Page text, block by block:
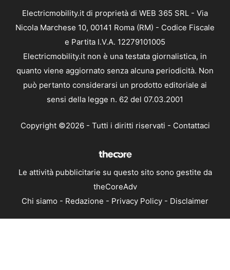
Electricmobility.it di proprietà di WEB 365 SRL - Via
Nicola Marchese 10, 00141 Roma (RM) - Codice Fiscale
e Partita I.V.A. 12279101005
Electricmobility.it non è una testata giornalistica, in
quanto viene aggiornato senza alcuna periodicità. Non
può pertanto considerarsi un prodotto editoriale ai
sensi della legge n. 62 del 07.03.2001
Copyright ©2026 - Tutti i diritti riservati - Contattaci
Le attività pubblicitarie su questo sito sono gestite da
theCoreAdv
Chi siamo - Redazione - Privacy Policy - Disclaimer